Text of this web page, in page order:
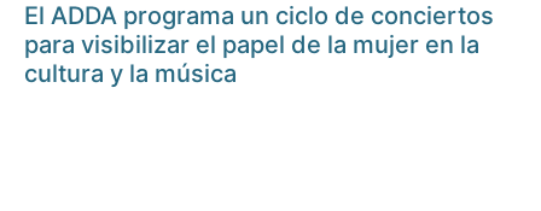
El ADDA programa un ciclo de conciertos
para visibilizar el papel de la mujer en la
cultura y la música